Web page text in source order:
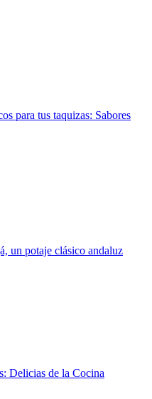
para tus taquizas: Sabores
un potaje clásico andaluz
Delicias de la Cocina